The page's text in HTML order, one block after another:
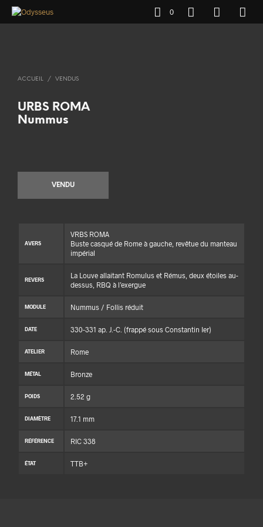
0
ACCUEIL / VENDUS
URBS ROMA
Nummus
VENDU
AVERS
VRBS ROMA
Buste casqué de Rome à gauche, revêtue du manteau
impérial
REVERS
La Louve allaitant Romulus et Rémus, deux étoiles au-
dessus, RBQ à l’exergue
MODULE Nummus / Follis réduit
DATE 330-331 ap. J.-C. (frappé sous Constantin Ier)
ATELIER Rome
MÉTAL Bronze
POIDS 2.52 g
DIAMÈTRE 17.1 mm
RÉFÉRENCE RIC 338
ÉTAT TTB+